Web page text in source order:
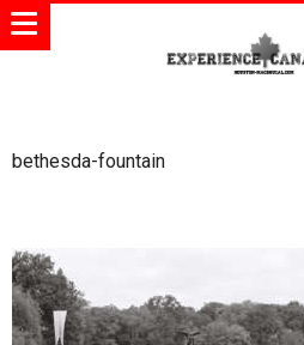
bethesda-fountain